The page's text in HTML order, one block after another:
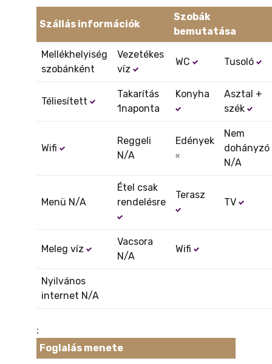
Szállás információk
Szobák
bemutatása
Mellékhelyiség
szobánként
Vezetékes
víz
WC Tusoló
Téliesített
Takarítás
1naponta
Konyha
Asztal +
szék
Wifi
Reggeli
N/A
Edények
Nem
dohányzó
N/A
Menü N/A
Étel csak
rendelésre
Terasz
TV
Meleg víz
Vacsora
N/A
Wifi
Nyilvános
internet N/A
:
Foglalás menete